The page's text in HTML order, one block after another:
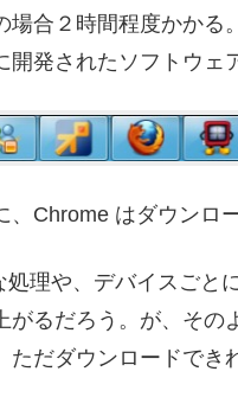
場合２時間程度かかる
開発されたソフトウェ
、Chrome はダウンロ
処理や、デバイスごと
がるだろう。が、その
ただダウンロードでき